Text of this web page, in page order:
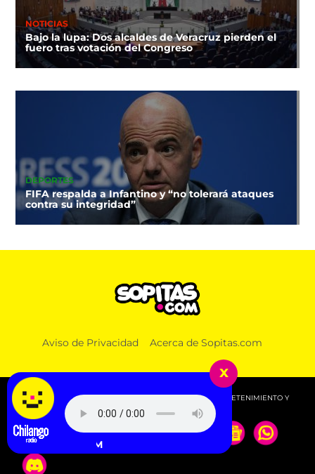
NOTICIAS
Bajo la lupa: Dos alcaldes de Veracruz pierden el
fuero tras votación del Congreso
DEPORTES
FIFA respalda a Infantino y “no tolerará ataques
contra su integridad”
Aviso de Privacidad Acerca de Sopitas.com
© 2026 SOPITAS.COM - MÚSICA, NOTICIAS, DEPORTES, ENTRETENIMIENTO Y
MÁS!.
x
ROSALÍA - LLYLM